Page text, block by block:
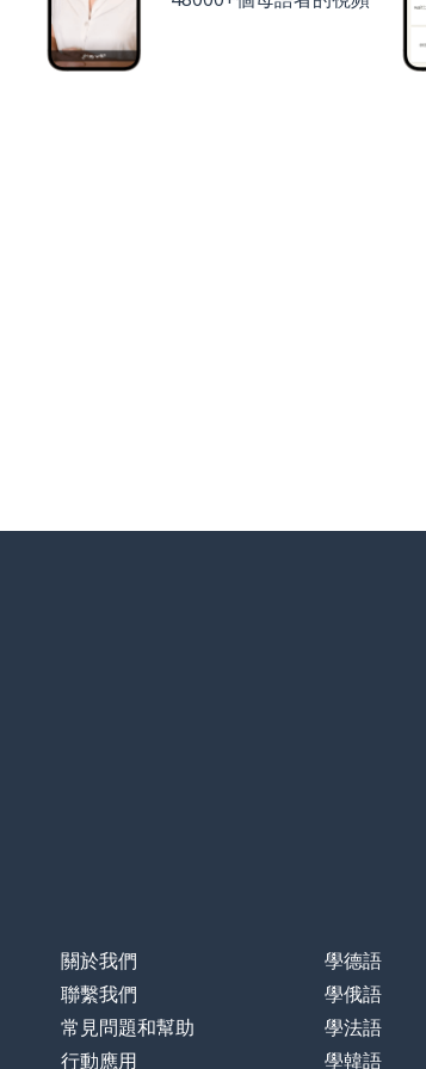
關於我們
聯繫我們
常見問題和幫助
行動應用
學德語
學俄語
學法語
學韓語